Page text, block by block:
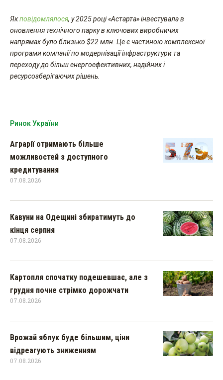
Якповідомлялося, у 2025 році «Астарта» інвестувала в
оновлення технічного парку в ключових виробничих
напрямах було близько $22 млн. Це є частиною комплексної
програми компанії по модернізації інфраструктури та
переходу до більш енергоефективних, надійних і
ресурсозберігаючих рішень.
Ринок України
Аграрії отримають більше
можливостей з доступного
кредитування
07.08.2026
Кавуни на Одещині збиратимуть до
кінця серпня
07.08.2026
Картопля спочатку подешевшає, але з
грудня почне стрімко дорожчати
07.08.2026
Врожай яблук буде більшим, ціни
відреагують зниженням
07.08.2026